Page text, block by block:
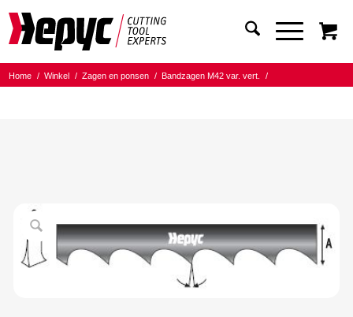
Home / Winkel / Zagen en ponsen / Bandzagen M42 var. vert.
/